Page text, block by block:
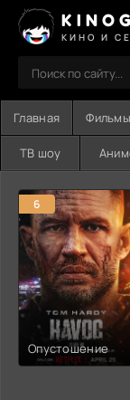
КИНО И
Главная Фильмы
ТВ шоу
6
Опустошение